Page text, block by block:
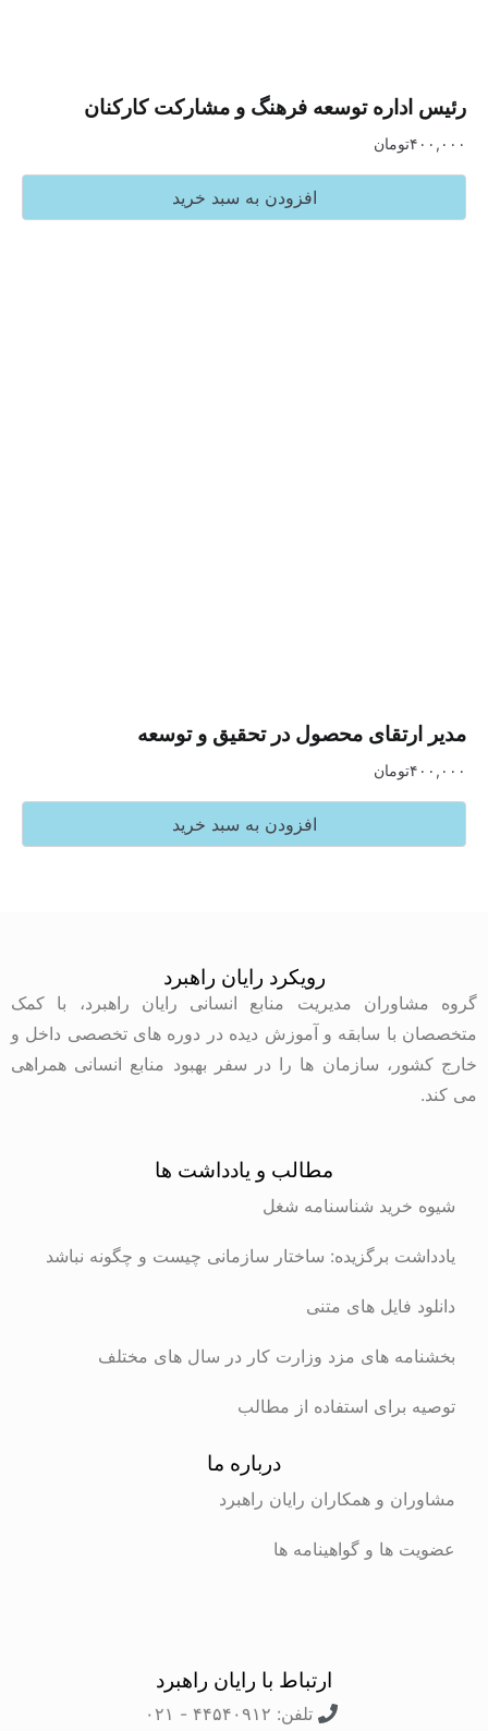
توسعه فرهنگ و مشارکت کارکنان
تومان
افزودن به سبد خرید
محصول در تحقیق و توسعه
تومان
افزودن به سبد خرید
رویکرد رایان راهبرد
مدیریت منابع انسانی رایان راهبرد، با کمک
با سابقه و آموزش دیده در دوره های تخصصی داخل و
سازمان ها را در سفر بهبود منابع انسانی همراهی
مطالب و یادداشت ها
شناسنامه شغل
برگزیده: ساختار سازمانی چیست و چگونه نباشد
فایل های متنی
های مزد وزارت کار در سال های مختلف
استفاده از مطالب
و همکاران رایان راهبرد
و گواهینامه ها
ارتباط با رایان راهبرد